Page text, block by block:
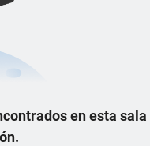
en esta sala